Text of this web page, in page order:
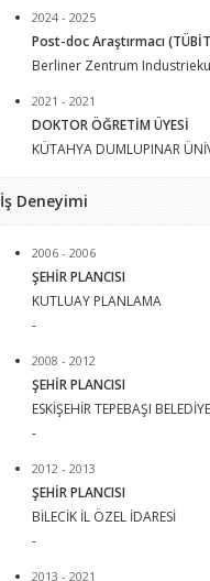
2024 - 2025
Post-doc Araştırmacı
Berliner Zentrum
2021 - 2021
DOKTOR ÖĞRETİM ÜYESİ
KÜTAHYA DUMLUPINAR
İş Deneyimi
2006 - 2006
ŞEHİR PLANCISI
KUTLUAY PLANLAMA
-
2008 - 2012
ŞEHİR PLANCISI
ESKİŞEHİR TEPEBAŞI
-
2012 - 2013
ŞEHİR PLANCISI
BİLECİK İL ÖZEL İDARESİ
-
2013 - 2021